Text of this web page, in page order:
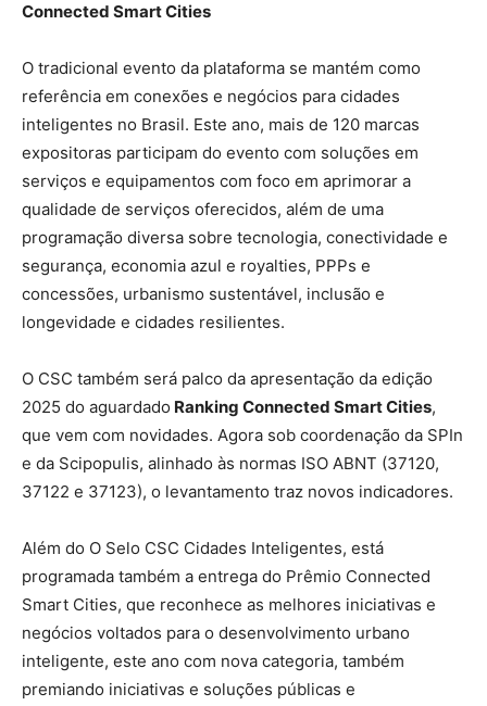
Connected Smart Cities
O tradicional evento da plataforma se mantém como
referência em conexões e negócios para cidades
inteligentes no Brasil. Este ano, mais de 120 marcas
expositoras participam do evento com soluções em
serviços e equipamentos com foco em aprimorar a
qualidade de serviços oferecidos, além de uma
programação diversa sobre tecnologia, conectividade e
segurança, economia azul e royalties, PPPs e
concessões, urbanismo sustentável, inclusão e
longevidade e cidades resilientes.
O CSC também será palco da apresentação da edição
2025 do aguardado Ranking Connected Smart Cities,
que vem com novidades. Agora sob coordenação da SPIn
e da Scipopulis, alinhado às normas ISO ABNT (37120,
37122 e 37123), o levantamento traz novos indicadores.
Além do O Selo CSC Cidades Inteligentes, está
programada também a entrega do Prêmio Connected
Smart Cities, que reconhece as melhores iniciativas e
negócios voltados para o desenvolvimento urbano
inteligente, este ano com nova categoria, também
premiando iniciativas e soluções públicas e